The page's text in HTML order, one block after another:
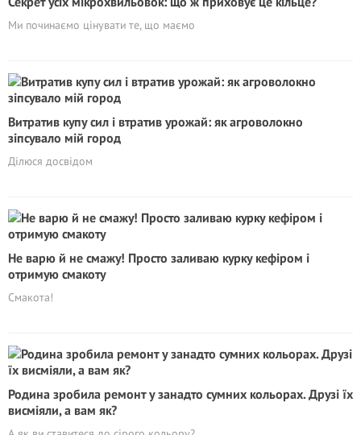
Ми починаємо цінувати те, що маємо
Витратив купу сил і втратив урожай: як агроволокно
зіпсувало мій город
Ділюся досвідом
Не варю й не смажу! Просто заливаю курку кефіром і
отримую смакоту
Смакота!
Родина зробила ремонт у занадто сумних кольорах. Друзі їх
висміяли, а вам як?